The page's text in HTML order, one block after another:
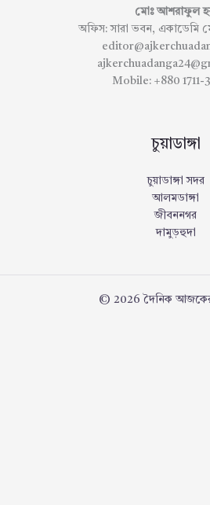
মোঃ আশরাফুল
অফিস: সারা ভবন, একাডেমি
Mobile: +880 1711-
চুয়াডাঙ্গা
চুয়াডাঙ্গা সদর
আলমডাঙ্গা
জীবননগর
দামুড়হুদা
© 2026 দৈনিক আজকের